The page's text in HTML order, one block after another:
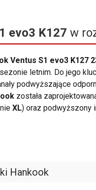
evo3 K127 w
Ventus S1 evo3 K127
letnim. Do jego
podwyższające
została
XL) oraz podwyższony
Hankook